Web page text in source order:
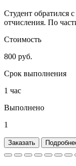
Студент обратился
отчисления. По
Стоимость
800 руб.
Срок выполнения
1 час
Выполнено
1
Заказать